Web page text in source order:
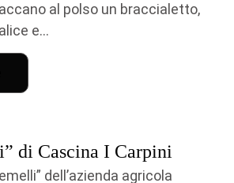
al polso un braccialetto,
e...
di Cascina I Carpini
dell’azienda agricola